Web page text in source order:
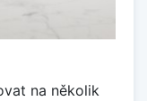
na několik